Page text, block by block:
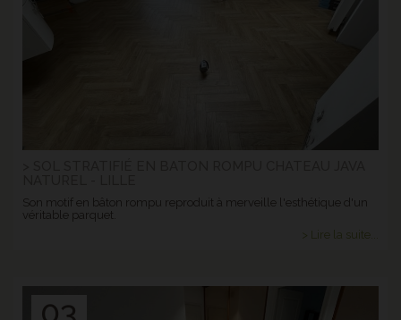
Son motif en bâton rompu reproduit à merveille l'esthétique d'un
véritable parquet.
> Lire la suite...
03